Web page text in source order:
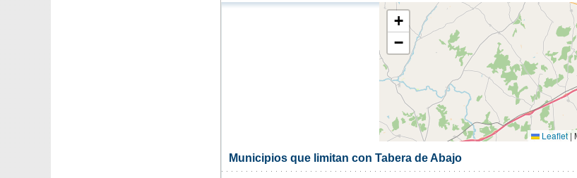
+
−
Leaflet |
Municipios que limitan con Tabera de Abajo